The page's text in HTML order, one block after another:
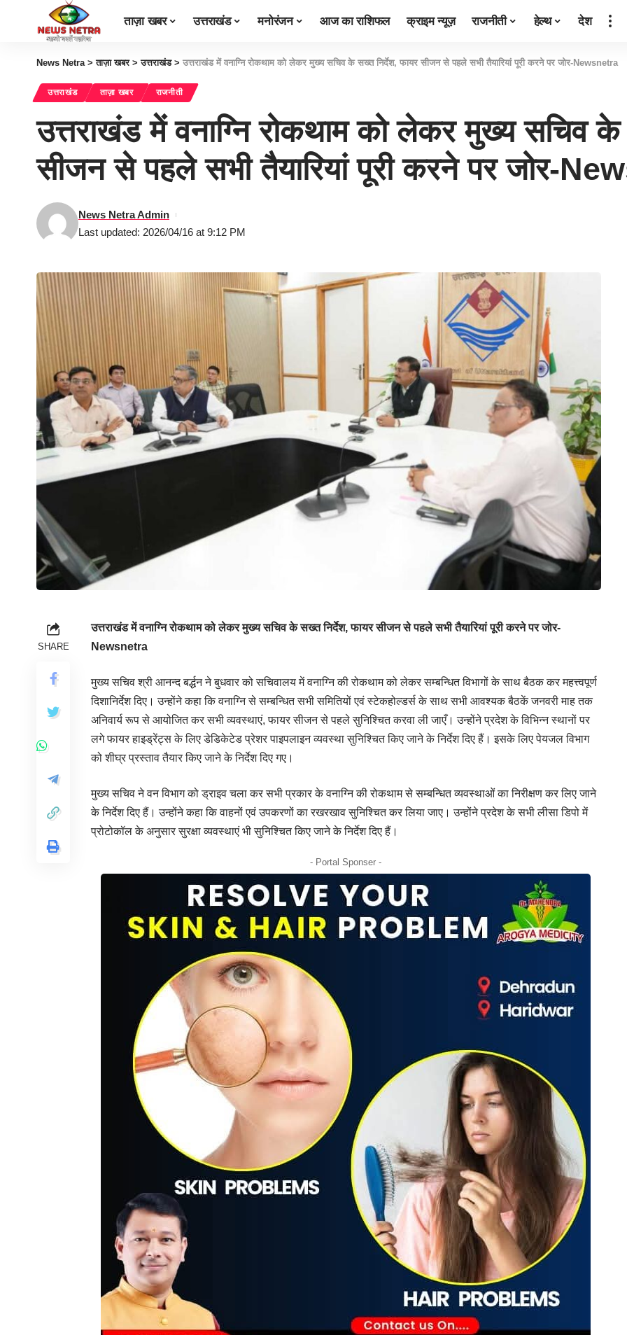
ताज़ा खबर उत्तराखंड मनोरंजन आज का राशिफल क्राइम न्यूज़ राजनीती हेल्थ देश
News Netra>ताज़ा खबर>उत्तराखंड> उत्तराखंड में वनाग्नि रोकथाम को लेकर मुख्य सचिव के सख्त निर्देश, फायर सीजन से पहले सभी तैयारियां पूरी करने पर जोर-Newsnetra
उत्तराखंड ताज़ा खबर राजनीती
उत्तराखंड में वनाग्नि रोकथाम को लेकर मुख्य सचिव
सीजन से पहले सभी तैयारियां पूरी करने पर जोर-
Last updated: 2026/04/16 at 9:12 PM
News Netra Admin
SHARE
उत्तराखंड में वनाग्नि रोकथाम को लेकर मुख्य सचिव के सख्त निर्देश, फायर सीजन से पहले सभी तैयारियां पूरी करने पर जोर-
Newsnetra
मुख्य सचिव श्री आनन्द बर्द्धन ने बुधवार को सचिवालय में वनाग्नि की रोकथाम को लेकर सम्बन्धित विभागों के साथ बैठक कर महत्त्वपूर्ण
दिशानिर्देश दिए। उन्होंने कहा कि वनाग्नि से सम्बन्धित सभी समितियों एवं स्टेकहोल्डर्स के साथ सभी आवश्यक बैठकें जनवरी माह तक
अनिवार्य रूप से आयोजित कर सभी व्यवस्थाएं, फायर सीजन से पहले सुनिश्चित करवा ली जाएँ। उन्होंने प्रदेश के विभिन्न स्थानों पर
लगे फायर हाइड्रेंट्स के लिए डेडिकेटेड प्रेशर पाइपलाइन व्यवस्था सुनिश्चित किए जाने के निर्देश दिए हैं। इसके लिए पेयजल विभाग
को शीघ्र प्रस्ताव तैयार किए जाने के निर्देश दिए गए।
मुख्य सचिव ने वन विभाग को ड्राइव चला कर सभी प्रकार के वनाग्नि की रोकथाम से सम्बन्धित व्यवस्थाओं का निरीक्षण कर लिए जाने
के निर्देश दिए हैं। उन्होंने कहा कि वाहनों एवं उपकरणों का रखरखाव सुनिश्चित कर लिया जाए। उन्होंने प्रदेश के सभी लीसा डिपो में
प्रोटोकॉल के अनुसार सुरक्षा व्यवस्थाएं भी सुनिश्चित किए जाने के निर्देश दिए हैं।
- Portal Sponser -